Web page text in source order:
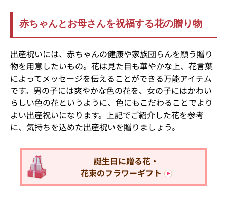
赤ちゃんとお母さんを祝福する花の贈り物
出産祝いには、赤ちゃんの健康や家族団らんを願う贈り
物を用意したいもの。花は見た目も華やかな上、花言葉
によってメッセージを伝えることができる万能アイテム
です。男の子には爽やかな色の花を、女の子にはかわい
らしい色の花というように、色にもこだわることでより
よい出産祝いになります。上記でご紹介した花を参考
に、気持ちを込めた出産祝いを贈りましょう。
誕生日に贈る花・
花束のフラワーギフト